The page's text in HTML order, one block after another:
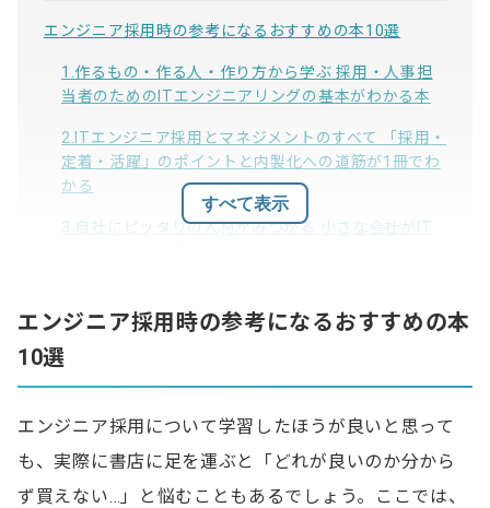
エンジニア採用時の参考になるおすすめの本10選
1.作るもの・作る人・作り方から学ぶ 採用・人事担
当者のためのITエンジニアリングの基本がわかる本
2.ITエンジニア採用とマネジメントのすべて 「採用・
定着・活躍」のポイントと内製化への道筋が1冊でわ
かる
3.自社にピッタリの人材がみつかる 小さな会社がIT
書: ～ダイレクトリクルーティングの始め方～
5.優れた技術者の集まる会社にする方法 ソフトウェ
ア開発者採用ガイド
6.エンジニアのためのマネジメントキャリアパス ―テ
イド
すべて表示
エンジニア採用時の参考になるおすすめの本
10選
エンジニア採用について学習したほうが良いと思って
も、実際に書店に足を運ぶと「どれが良いのか分から
ず買えない…」と悩むこともあるでしょう。ここでは、